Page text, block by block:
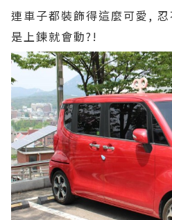
連車子都裝飾得這麼可愛,
是上鍊就會動?!